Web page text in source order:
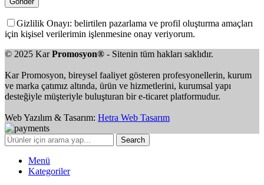
Gizlilik Onayı: belirtilen pazarlama ve profil oluşturma amaçları
için kişisel verilerimin işlenmesine onay veriyorum.
© 2025 KarPromosyon® - Sitenin tüm hakları saklıdır.
Kar Promosyon, bireysel faaliyet gösteren profesyonellerin, kurum
ve marka çatımız altında, ürün ve hizmetlerini, kurumsal yapı
desteğiyle müşteriyle buluşturan bir e-ticaret platformudur.
Web Yazılım & Tasarım: Hetra Web Tasarım
Search
Menü
Kategoriler